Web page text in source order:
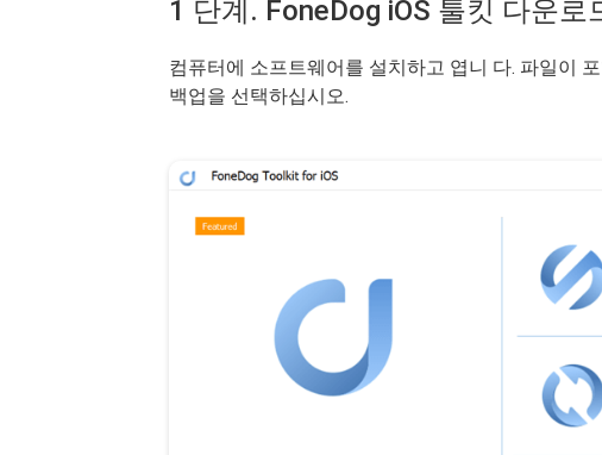
1 단계. FoneDog iOS 툴킷 다운로
컴퓨터에 소프트웨어를 설치하고 엽니 다. 파일이
백업을 선택하십시오.